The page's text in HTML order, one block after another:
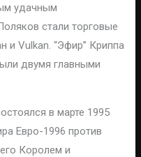
удачным
стали торговые
и Vulkan. “Эфир” Криппа
двумя главными
в марте 1995
Евро-1996 против
Королем и